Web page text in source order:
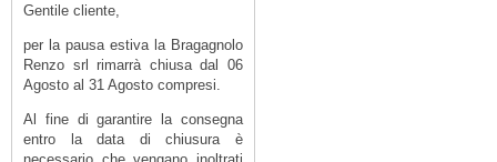
Gentile cliente,
per la pausa estiva la Bragagnolo
Renzo srl rimarrà chiusa dal 06
Agosto al 31 Agosto compresi.
Al fine di garantire la consegna
entro la data di chiusura è